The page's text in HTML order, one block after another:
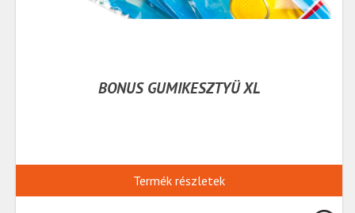
BONUS GUMIKESZTYÜ XL
Termék részletek